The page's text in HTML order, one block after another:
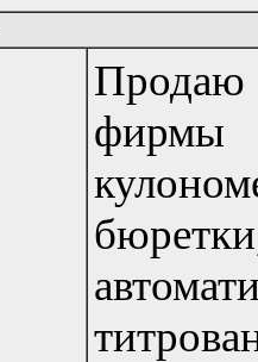
Продаю